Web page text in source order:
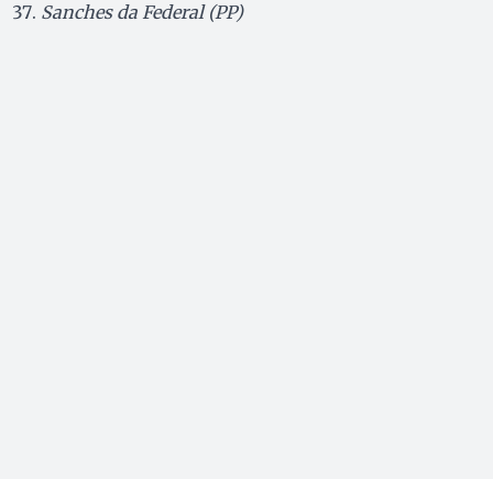
Sanches da Federal (PP)